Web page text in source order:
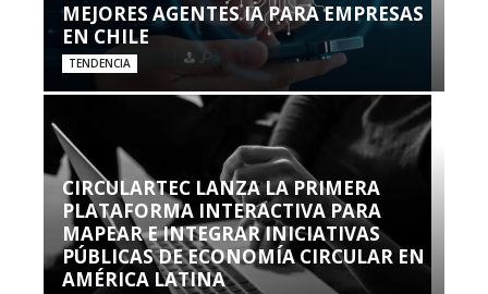
MEJORES AGENTES IA PARA EMPRESAS
EN CHILE
TENDENCIA
CIRCULARTEC LANZA LA PRIMERA
PLATAFORMA INTERACTIVA PARA
MAPEAR E INTEGRAR INICIATIVAS
PÚBLICAS DE ECONOMÍA CIRCULAR EN
AMÉRICA LATINA